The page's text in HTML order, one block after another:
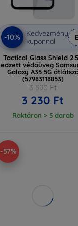
-10%
Kedvezmény
kuponnal
Tactical Glass Shield
edzett védőüveg
Galaxy A35 5G
(57983118853)
3 590 Ft
3 230 Ft
Raktáron > 5 darab
-57%